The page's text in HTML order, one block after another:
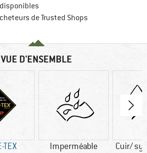
de Trusted Shops
VUE D'ENSEMBLE
TEX Imperméable Cuir/